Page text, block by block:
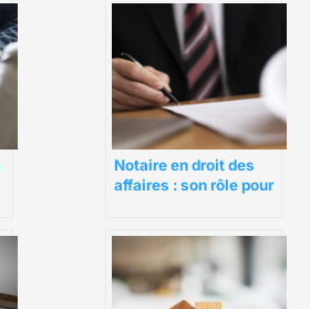
Notaire en droit des
affaires : son rôle pour